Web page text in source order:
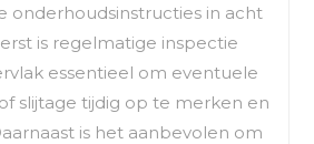
onderhoudsinstructies in acht
is regelmatige inspectie
essentieel om eventuele
slijtage tijdig op te merken en
is het aanbevolen om